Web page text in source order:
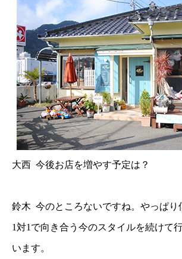
大西 今後お店を増やす予定は？
鈴木 今のところないですね。やっぱり
1対1で向き合う今のスタイルを続けて
います。